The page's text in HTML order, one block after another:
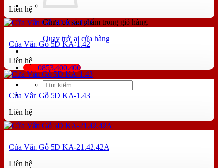
Chưa có sản phẩm trong giỏ hàng.
Quay trở lại cửa hàng
0853.400.400
Tìm
kiếm:
Liên hệ
Cửa Vân Gỗ 5D KA-1.42
Liên hệ
Cửa Vân Gỗ 5D KA-1.43
Liên hệ
Cửa Vân Gỗ 5D KA-21.42.42A
Liên hệ